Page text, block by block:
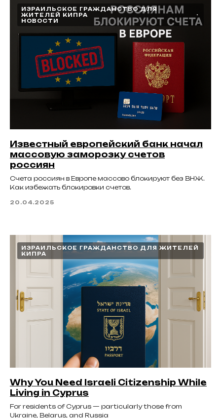
ИЗРАИЛЬСКОЕ ГРАЖДАНСТВО ДЛЯ
ЖИТЕЛЕЙ КИПРА
НОВОСТИ
Известный европейский банк начал
массовую заморозку счетов
россиян
Счета россиян в Европе массово блокируют без ВНЖ.
Как избежать блокировки счетов.
20.04.2025
ИЗРАИЛЬСКОЕ ГРАЖДАНСТВО ДЛЯ ЖИТЕЛЕЙ
КИПРА
Why You Need Israeli Citizenship While
Living in Cyprus
For residents of Cyprus — particularly those from
Ukraine, Belarus, and Russia